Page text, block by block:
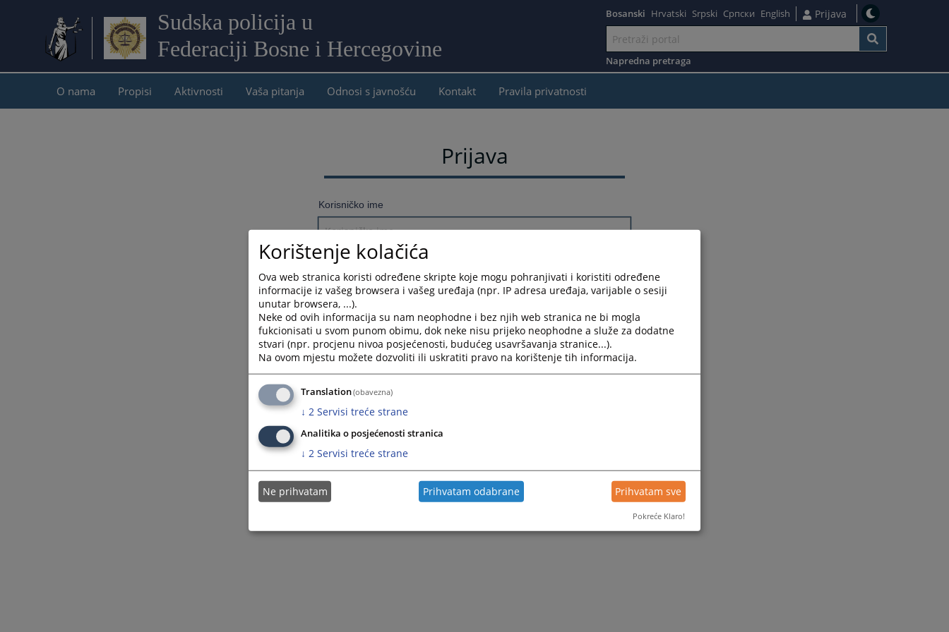
Sudska policija u
Federaciji Bosne i Hercegovine
sadržaj
Bosanski Hrvatski Srpski Српски English Prijava
Napredna pretraga
O nama Propisi Aktivnosti Vaša pitanja Odnosi s javnošću Kontakt Pravila privatnosti
Prijava
Korisničko ime
Lozinka
Zapamti me
Prijava
Želite postati član?
Korištenje kolačića
Ova web stranica koristi određene skripte koje mogu pohranjivati i koristiti određene
informacije iz vašeg browsera i vašeg uređaja (npr. IP adresa uređaja, varijable o sesiji
unutar browsera, ...).
Neke od ovih informacija su nam neophodne i bez njih web stranica ne bi mogla
fukcionisati u svom punom obimu, dok neke nisu prijeko neophodne a služe za dodatne
stvari (npr. procjenu nivoa posjećenosti, budućeg usavršavanja stranice...).
Na ovom mjestu možete dozvoliti ili uskratiti pravo na korištenje tih informacija.
Translation(obavezna)
↓ 2 Servisi treće strane
Analitika o posjećenosti stranica
↓ 2 Servisi treće strane
Ne prihvatam Prihvatam odabrane Prihvatam sve
Pokreće Klaro!